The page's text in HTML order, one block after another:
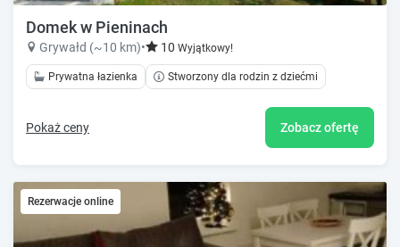
Domek w Pieninach
Grywałd (~10 km)• 10 Wyjątkowy!
Prywatna łazienka Stworzony dla rodzin z dziećmi
Pokaż ceny Zobacz ofertę
Rezerwacje online